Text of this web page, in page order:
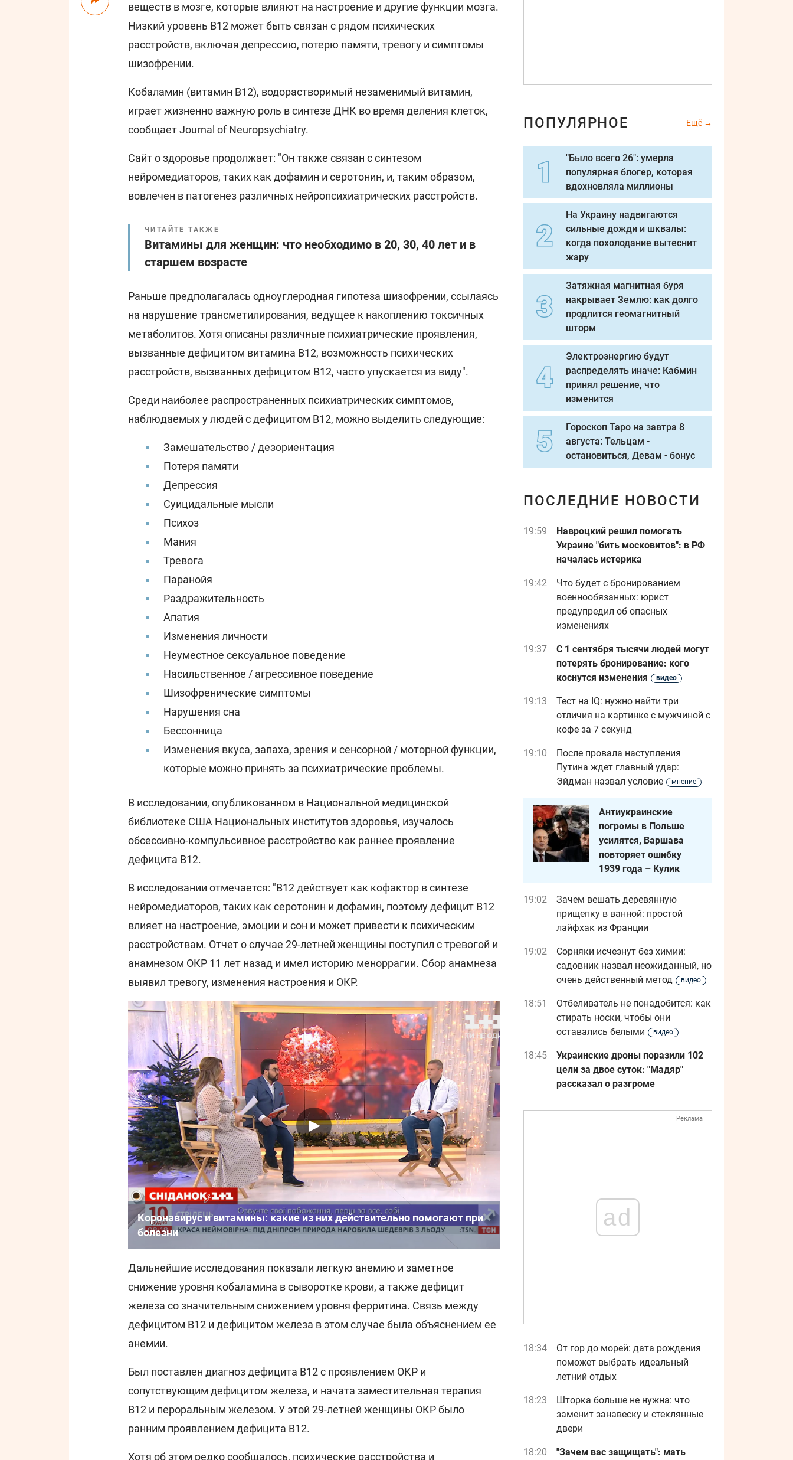
веществ в мозге, которые влияют на настроение и другие функции мозга.
Низкий уровень B12 может быть связан с рядом психических
расстройств, включая депрессию, потерю памяти, тревогу и симптомы
шизофрении.
Кобаламин (витамин B12), водорастворимый незаменимый витамин,
играет жизненно важную роль в синтезе ДНК во время деления клеток,
сообщает Journal of Neuropsychiatry.
Сайт о здоровье продолжает: "Он также связан с синтезом
нейромедиаторов, таких как дофамин и серотонин, и, таким образом,
вовлечен в патогенез различных нейропсихиатрических расстройств.
ЧИТАЙТЕ ТАКЖЕ
Витамины для женщин: что необходимо в 20, 30, 40 лет и в
старшем возрасте
Раньше предполагалась одноуглеродная гипотеза шизофрении, ссылаясь
на нарушение трансметилирования, ведущее к накоплению токсичных
метаболитов. Хотя описаны различные психиатрические проявления,
вызванные дефицитом витамина B12, возможность психических
расстройств, вызванных дефицитом B12, часто упускается из виду".
Среди наиболее распространенных психиатрических симптомов,
наблюдаемых у людей с дефицитом B12, можно выделить следующие:
Замешательство / дезориентация
Потеря памяти
Депрессия
Суицидальные мысли
Психоз
Мания
Тревога
Паранойя
Раздражительность
Апатия
Изменения личности
Неуместное сексуальное поведение
Насильственное / агрессивное поведение
Шизофренические симптомы
Нарушения сна
Бессонница
Изменения вкуса, запаха, зрения и сенсорной / моторной функции,
которые можно принять за психиатрические проблемы.
В исследовании, опубликованном в Национальной медицинской
библиотеке США Национальных институтов здоровья, изучалось
обсессивно-компульсивное расстройство как раннее проявление
дефицита B12.
В исследовании отмечается: "B12 действует как кофактор в синтезе
нейромедиаторов, таких как серотонин и дофамин, поэтому дефицит B12
влияет на настроение, эмоции и сон и может привести к психическим
расстройствам. Отчет о случае 29-летней женщины поступил с тревогой и
анамнезом ОКР 11 лет назад и имел историю меноррагии. Сбор анамнеза
выявил тревогу, изменения настроения и ОКР.
Коронавирус и витамины: какие из них действительно помогают при
болезни
Дальнейшие исследования показали легкую анемию и заметное
снижение уровня кобаламина в сыворотке крови, а также дефицит
железа со значительным снижением уровня ферритина. Связь между
дефицитом B12 и дефицитом железа в этом случае была объяснением ее
анемии.
Был поставлен диагноз дефицита B12 с проявлением ОКР и
сопутствующим дефицитом железа, и начата заместительная терапия
B12 и пероральным железом. У этой 29-летней женщины ОКР было
ранним проявлением дефицита B12.
Хотя об этом редко сообщалось, психические расстройства и
ПОПУЛЯРНОЕ Ещё
"Было всего 26": умерла
популярная блогер, которая
вдохновляла миллионы
На Украину надвигаются
сильные дожди и шквалы:
когда похолодание вытеснит
жару
Затяжная магнитная буря
накрывает Землю: как долго
продлится геомагнитный
шторм
Электроэнергию будут
распределять иначе: Кабмин
принял решение, что
изменится
Гороскоп Таро на завтра 8
августа: Тельцам -
остановиться, Девам - бонус
ПОСЛЕДНИЕ НОВОСТИ
19:59
Навроцкий решил помогать
Украине "бить московитов": в РФ
началась истерика
19:42
Что будет с бронированием
военнообязанных: юрист
предупредил об опасных
изменениях
19:37
С 1 сентября тысячи людей могут
потерять бронирование: кого
коснутся изменения
видео
19:13
Тест на IQ: нужно найти три
отличия на картинке с мужчиной с
кофе за 7 секунд
19:10
После провала наступления
Путина ждет главный удар:
Эйдман назвал условие
мнение
Антиукраинские
погромы в Польше
усилятся, Варшава
повторяет ошибку
1939 года – Кулик
19:02
Зачем вешать деревянную
прищепку в ванной: простой
лайфхак из Франции
19:02
Сорняки исчезнут без химии:
садовник назвал неожиданный, но
очень действенный метод
видео
18:51
Отбеливатель не понадобится: как
стирать носки, чтобы они
оставались белыми
видео
18:45
Украинские дроны поразили 102
цели за двое суток: "Мадяр"
рассказал о разгроме
Реклама
ad
18:34
От гор до морей: дата рождения
поможет выбрать идеальный
летний отдых
18:23
Шторка больше не нужна: что
заменит занавеску и стеклянные
двери
18:20 "Зачем вас защищать": мать